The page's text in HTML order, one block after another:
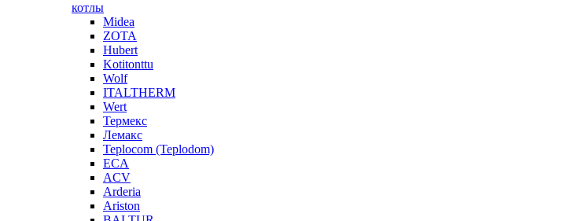
котлы
Midea
ZOTA
Hubert
Kotitonttu
Wolf
ITALTHERM
Wert
Термекс
Лемакс
Teplocom (Teplodom)
ECA
ACV
Arderia
Ariston